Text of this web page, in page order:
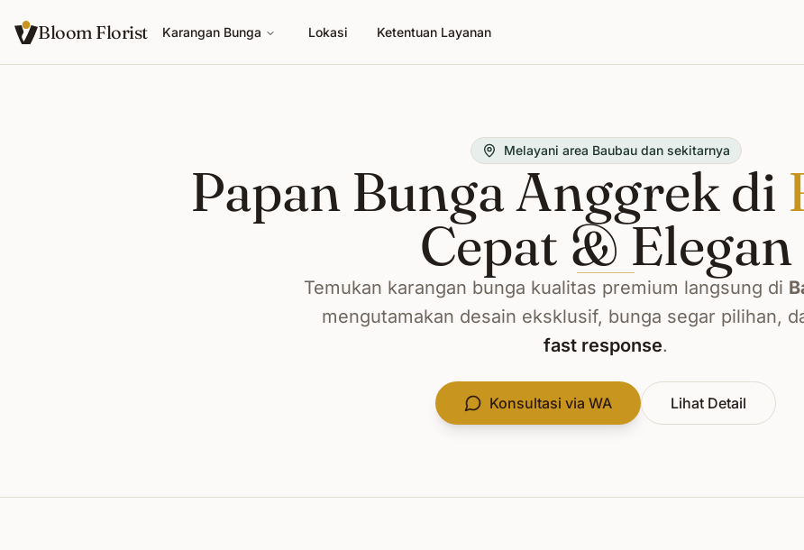
Bloom Florist Karangan Bunga Lokasi Ketentuan Layanan
Melayani area Baubau dan sekitarnya
Papan Bunga Anggrek di
Cepat & Elegan
Temukan karangan bunga kualitas premium langsung di
mengutamakan desain eksklusif, bunga segar pilihan,
fast response.
Konsultasi via WA Lihat Detail